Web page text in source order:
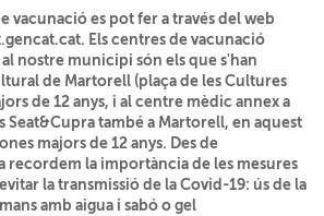
vacunació es pot fer a través del web
Els centres de vacunació
nostre municipi són els que s'han
de Martorell (plaça de les Cultures
de 12 anys, i al centre mèdic annex a
Seat&Cupra també a Martorell, en aquest
majors de 12 anys. Des de
recordem la importància de les mesures
la transmissió de la Covid-19: ús de la
amb aigua i sabó o gel